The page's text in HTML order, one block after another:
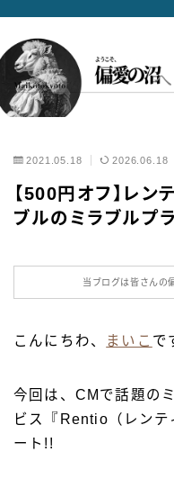
2021.05.18 2026.06.18
【500円オフ】レン
ブルのミラブルプ
当ブログは皆さんの
こんにちわ、 まいこ で
今回は、CMで話題の
ビス『Rentio（レン
ート!!